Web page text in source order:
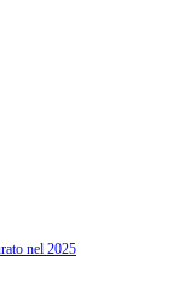
nel 2025